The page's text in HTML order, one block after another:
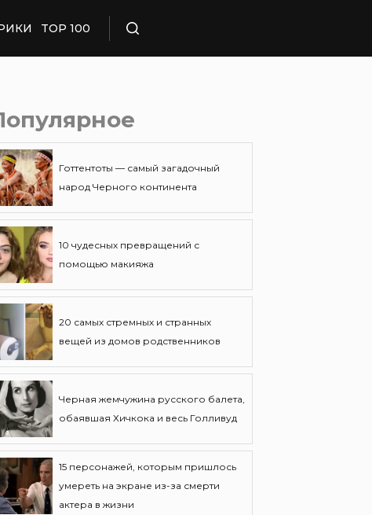
TOP 100
Готтентоты — самый загадочный
народ Черного континента
10 чудесных превращений с
помощью макияжа
20 самых стремных и странных
вещей из домов родственников
Черная жемчужина русского балета,
обаявшая Хичкока и весь Голливуд
15 персонажей, которым пришлось
умереть на экране из-за смерти
актера в жизни